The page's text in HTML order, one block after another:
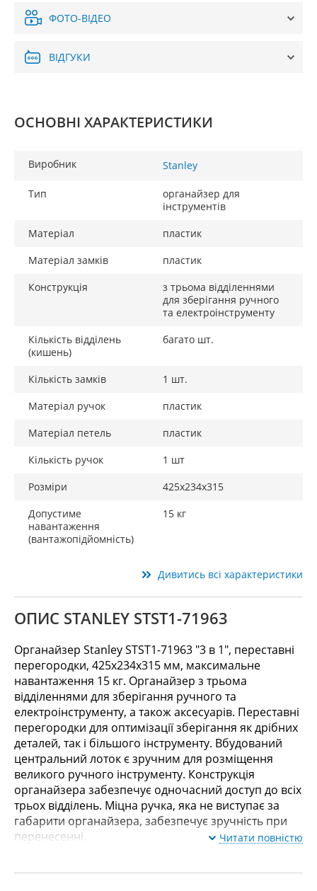
ФОТО-ВІДЕО
ВІДГУКИ
ОСНОВНІ ХАРАКТЕРИСТИКИ
Виробник Stanley
Тип
органайзер для
інструментів
Матеріал
пластик
Матеріал замків
пластик
Конструкція
з трьома відділеннями
для зберігання ручного
та електроінструменту
Кількість відділень
(кишень)
багато шт.
Кількість замків
1 шт.
Матеріал ручок
пластик
Матеріал петель
пластик
Кількість ручок
1 шт
Розміри
425х234х315
Допустиме
навантаження
(вантажопідйомність)
15 кг
Дивитись всі характеристики
ОПИС STANLEY STST1-71963
Органайзер Stanley STST1-71963 "3 в 1", переставні
перегородки, 425х234х315 мм, максимальне
навантаження 15 кг. Органайзер з трьома
відділеннями для зберігання ручного та
електроінструменту, а також аксесуарів. Переставні
перегородки для оптимізації зберігання як дрібних
деталей, так і більшого інструменту. Вбудований
центральний лоток є зручним для розміщення
великого ручного інструменту. Конструкція
органайзера забезпечує одночасний доступ до всіх
трьох відділень. Міцна ручка, яка не виступає за
габарити органайзера, забезпечує зручність при
перенесенні.
Читати повністю